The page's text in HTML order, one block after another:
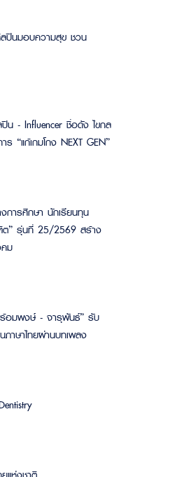
ปินมอบความสุข ชวน
- Influencer ชื่อดัง ไขกล
“แก้เกมโกง NEXT GEN”
การศึกษา นักเรียนทุน
ต” รุ่นที่ 25/2569 สร้าง
ม
อมพงษ์ - จารุพันธ์” รับ
าษาไทยผ่านบทเพลง